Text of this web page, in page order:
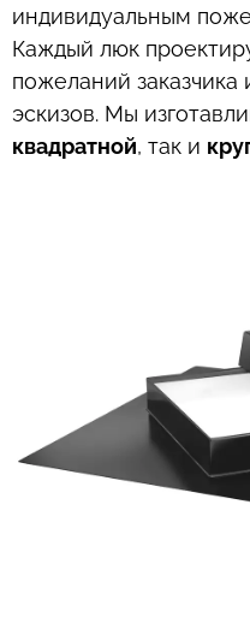
индивидуальным
Каждый люк
пожеланий
эскизов. Мы
квадратной, так и